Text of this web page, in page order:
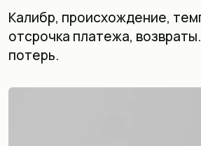
Калибр, происхождение,
отсрочка платежа,
потерь.